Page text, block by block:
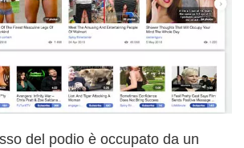
del podio è occupato da un